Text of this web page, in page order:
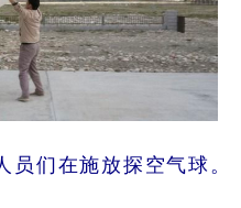
们在施放探空气球。